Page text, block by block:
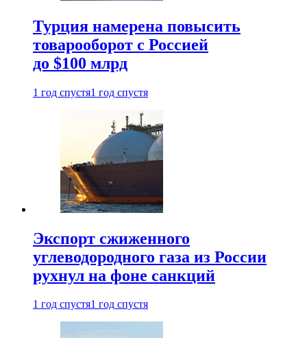
Турция намерена повысить
товарооборот с Россией
до $100 млрд
1 год спустя1 год спустя
Экспорт сжиженного
углеводородного газа из России
рухнул на фоне санкций
1 год спустя1 год спустя